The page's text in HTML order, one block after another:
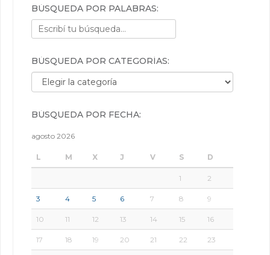
BÚSQUEDA POR PALABRAS:
BÚSQUEDA POR CATEGORÍAS:
Búsqueda por categorías:
BÚSQUEDA POR FECHA:
agosto 2026
L M X J V S D
1 2
3 4 5 6 7 8 9
10 11 12 13 14 15 16
17 18 19 20 21 22 23